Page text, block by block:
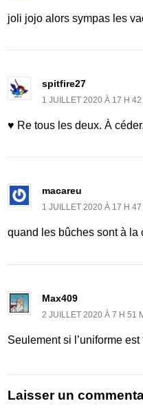
joli jojo alors sympas les
spitfire27
1 JUILLET 2020 À 17 H 42
♥ Re tous les deux. À
macareu
1 JUILLET 2020 À 17 H 47
quand les bûches sont à
Max409
2 JUILLET 2020 À 7 H 51
Seulement si l’uniforme
Laisser un